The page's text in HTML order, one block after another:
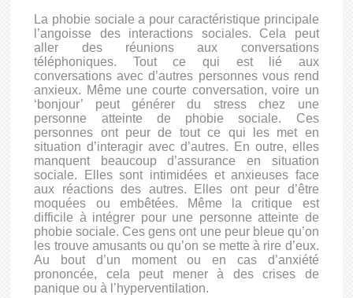
La phobie sociale a pour caractéristique principale
l’angoisse des interactions sociales. Cela peut
aller des réunions aux conversations
téléphoniques. Tout ce qui est lié aux
conversations avec d’autres personnes vous rend
anxieux. Même une courte conversation, voire un
‘bonjour’ peut générer du stress chez une
personne atteinte de phobie sociale. Ces
personnes ont peur de tout ce qui les met en
situation d’interagir avec d’autres. En outre, elles
manquent beaucoup d’assurance en situation
sociale. Elles sont intimidées et anxieuses face
aux réactions des autres. Elles ont peur d’être
moquées ou embêtées. Même la critique est
difficile à intégrer pour une personne atteinte de
phobie sociale. Ces gens ont une peur bleue qu’on
les trouve amusants ou qu’on se mette à rire d’eux.
Au bout d’un moment ou en cas d’anxiété
prononcée, cela peut mener à des crises de
panique ou à l’hyperventilation.